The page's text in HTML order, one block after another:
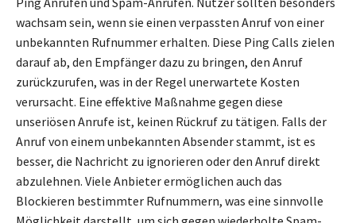
wachsam sein, wenn sie einen verpassten Anruf von einer
unbekannten Rufnummer erhalten. Diese Ping Calls zielen
darauf ab, den Empfänger dazu zu bringen, den Anruf
zurückzurufen, was in der Regel unerwartete Kosten
verursacht. Eine effektive Maßnahme gegen diese
unseriösen Anrufe ist, keinen Rückruf zu tätigen. Falls der
Anruf von einem unbekannten Absender stammt, ist es
besser, die Nachricht zu ignorieren oder den Anruf direkt
abzulehnen. Viele Anbieter ermöglichen auch das
Blockieren bestimmter Rufnummern, was eine sinnvolle